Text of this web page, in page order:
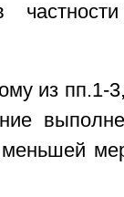
из пп.1-